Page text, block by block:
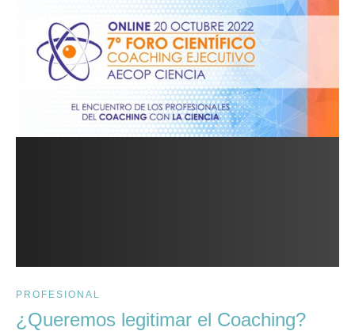
PROFESIONAL
¿Queremos legitimar el Coaching?